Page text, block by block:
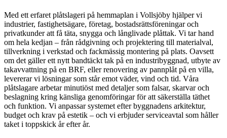
Med ett erfaret plåtslageri på hemmaplan i Vollsjöby hjälper vi
industrier, fastighetsägare, företag, bostadsrättsföreningar och
privatkunder att få täta, snygga och långlivade plåttak. Vi tar hand
om hela kedjan – från rådgivning och projektering till materialval,
tillverkning i verkstad och fackmässig montering på plats. Oavsett
om det gäller ett nytt bandtäckt tak på en industribyggnad, utbyte av
takavvattning på en BRF, eller renovering av pannplåt på en villa,
levererar vi lösningar som står emot väder, vind och tid. Våra
plåtslagare arbetar minutiöst med detaljer som falsar, skarvar och
beslagning kring känsliga genomföringar för att säkerställa täthet
och funktion. Vi anpassar systemet efter byggnadens arkitektur,
budget och krav på estetik – och vi erbjuder serviceavtal som håller
taket i toppskick år efter år.